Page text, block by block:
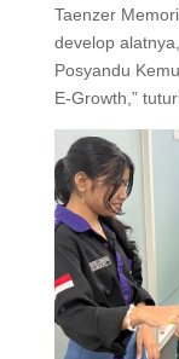
Taenzer
develop
Posyandu
E-Growth,”